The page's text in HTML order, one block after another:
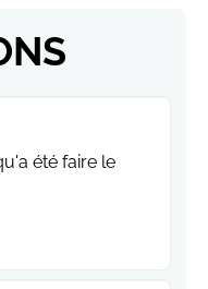
été faire le